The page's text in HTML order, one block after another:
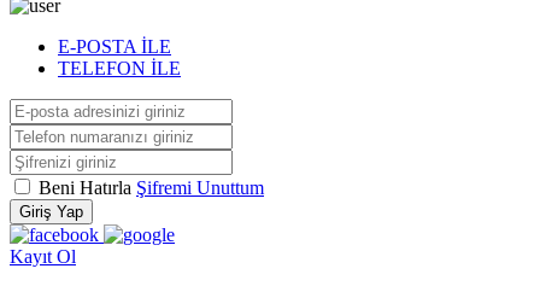
E-POSTA İLE
TELEFON İLE
Beni Hatırla Şifremi Unuttum
Giriş Yap
Kayıt Ol